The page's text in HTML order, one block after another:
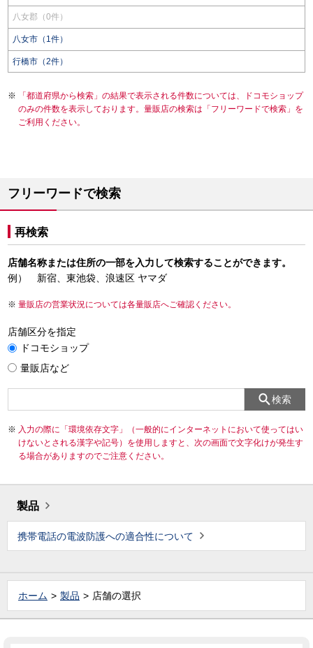
八女郡（0件）
八女市（1件）
行橋市（2件）
「都道府県から検索」の結果で表示される件数については、ドコモショップ
のみの件数を表示しております。量販店の検索は「フリーワードで検索」を
ご利用ください。
フリーワードで検索
再検索
店舗名称または住所の一部を入力して検索することができます。
例） 新宿、東池袋、浪速区 ヤマダ
量販店の営業状況については各量販店へご確認ください。
店舗区分を指定
ドコモショップ
量販店など
検索
入力の際に「環境依存文字」（一般的にインターネットにおいて使ってはい
けないとされる漢字や記号）を使用しますと、次の画面で文字化けが発生す
る場合がありますのでご注意ください。
製品
携帯電話の電波防護への適合性について
ホーム 製品 店舗の選択